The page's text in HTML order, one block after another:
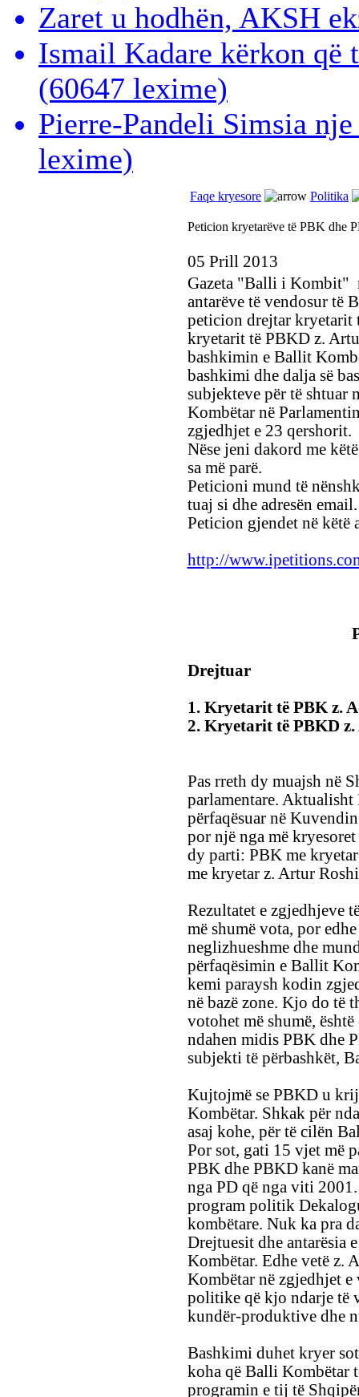
Zaret u hodhën, AKSH
Ismail Kadare kërkon që
(60647 lexime)
Pierre-Pandeli Simsia
lexime)
Faqe kryesore Politika
Peticion kryetarëve të PBK dhe
05 Prill 2013
Gazeta "Balli i Kombit"
antarëve të vendosur të
peticion drejtar
kryetarit të PBKD z.
bashkimin e Ballit
bashkimi dhe dalja së
subjekteve për të shtuar
Kombëtar në
zgjedhjet e 23 qershorit.
Nëse jeni dakord me
sa më parë.
Peticioni mund të
tuaj si dhe adresën email.
Peticion gjendet në këtë
http://
Drejtuar
1. Kryetarit të PBK z.
2. Kryetarit të PBKD
Pas rreth dy muajsh në
parlamentare.
përfaqësuar në
por një nga më
dy parti: PBK me
me kryetar z. Artur
Rezultatet e zgjedhjeve
më shumë vota, por
neglizhueshme dhe
përfaqësimin e Ballit
kemi paraysh kodin
në bazë zone. Kjo do të
votohet më shumë, është
ndahen midis PBK dhe
subjekti të përbashkët,
Kujtojmë se PBKD u
Kombëtar. Shkak për
asaj kohe, për të cilën
Por sot, gati 15 vjet më
PBK dhe PBKD kanë
nga PD që nga viti
program politik
kombëtare. Nuk ka pra
Drejtuesit dhe antarësia
Kombëtar. Edhe vetë z.
Kombëtar në zgjedhjet
politike që kjo ndarje të
kundër-produktive dhe
Bashkimi duhet kryer sot
koha që Balli Kombëtar
programin e tij të